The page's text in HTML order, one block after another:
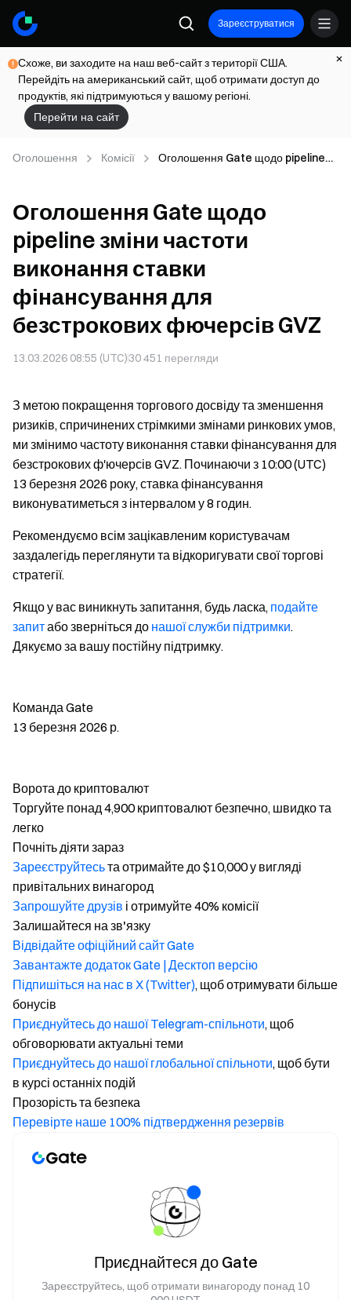
Зареєструватися
Схоже, ви заходите на наш веб-сайт з території США.
Перейдіть на американський сайт, щоб отримати доступ до
продуктів, які підтримуються у вашому регіоні.
Перейти на сайт
Оголошення Комісії
Оголошення Gate щодо pipeline
фючерсів GVZ
Оголошення Gate щодо
pipeline зміни частоти
виконання ставки
фінансування для
безстрокових фючерсів GVZ
13.03.2026 08:55 (UTC)30 451 перегляди
З метою покращення торгового досвіду та зменшення
ризиків, спричинених стрімкими змінами ринкових умов,
ми змінимо частоту виконання ставки фінансування для
безстрокових ф'ючерсів GVZ. Починаючи з 10:00 (UTC)
13 березня 2026 року, ставка фінансування
виконуватиметься з інтервалом у 8 годин.
Рекомендуємо всім зацікавленим користувачам
заздалегідь переглянути та відкоригувати свої торгові
стратегії.
Якщо у вас виникнуть запитання, будь ласка, подайте
запитабо зверніться до нашої служби підтримки.
Дякуємо за вашу постійну підтримку.
Команда Gate
13 березня 2026 р.
Ворота до криптовалют
Торгуйте понад 4,900 криптовалют безпечно, швидко та
легко
Почніть діяти зараз
Зареєструйтесьта отримайте до $10,000 у вигляді
привітальних винагород
Запрошуйте друзів і отримуйте 40% комісії
Залишайтеся на зв'язку
Відвідайте офіційний сайт Gate
Завантажте додаток Gate | Десктоп версію
Підпишіться на нас в X (Twitter), щоб отримувати більше
бонусів
Приєднуйтесь до нашої Telegram-спільноти, щоб
обговорювати актуальні теми
Приєднуйтесь до нашої глобальної спільноти, щоб бути
в курсі останніх подій
Прозорість та безпека
Перевірте наше 100% підтвердження резервів
Приєднайтеся до Gate
Зареєструйтесь, щоб отримати винагороду понад 10